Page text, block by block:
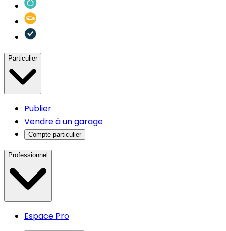
Particulier
Publier
Vendre à un garage
Compte particulier
Professionnel
Espace Pro